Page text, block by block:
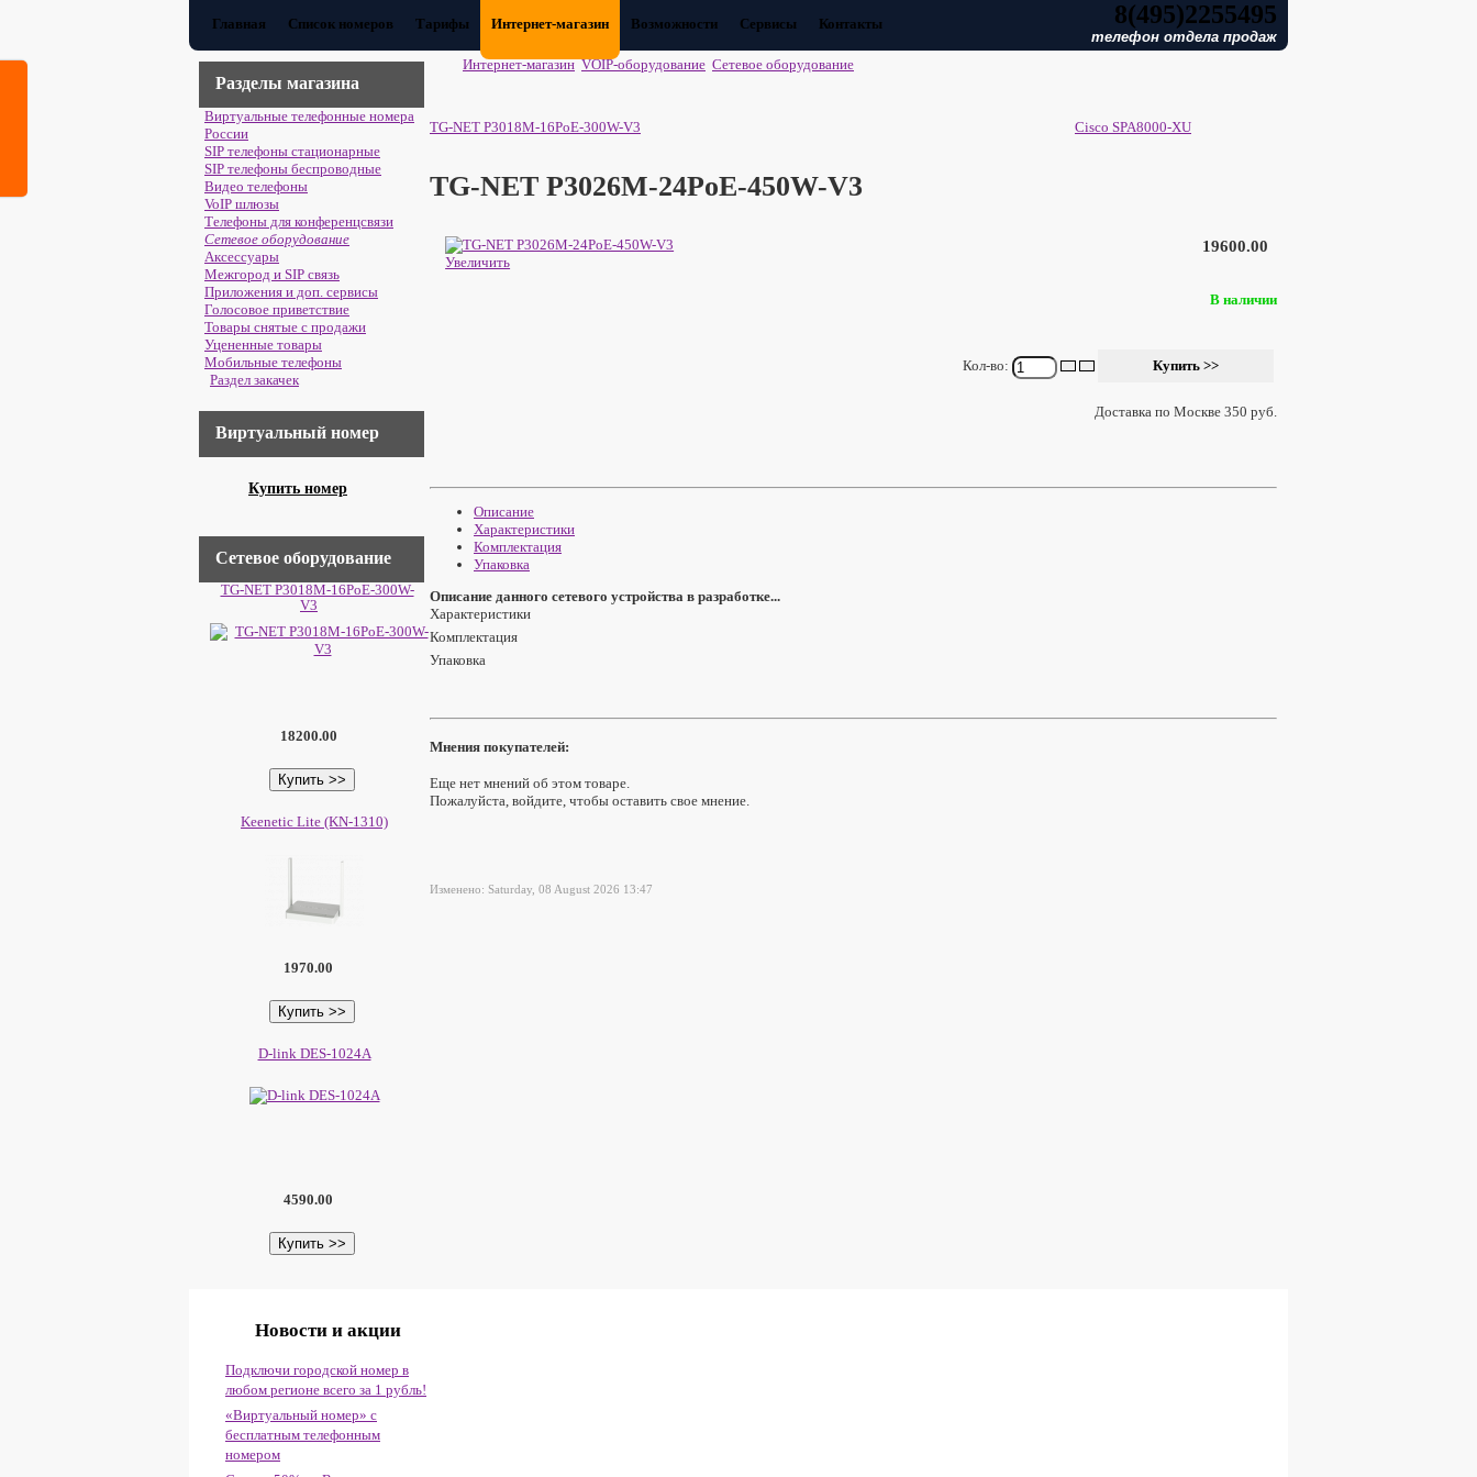
Главная Список номеров Тарифы Интернет-магазин Возможности Сервисы Контакты 8(495)2255495
телефон отдела продаж
Разделы магазина
Виртуальные телефонные номера
России
SIP телефоны стационарные
SIP телефоны беспроводные
Видео телефоны
VoIP шлюзы
Телефоны для конференцсвязи
Сетевое оборудование
Аксесcуары
Межгород и SIP связь
Приложения и доп. сервисы
Голосовое приветствие
Товары снятые с продажи
Уцененные товары
Мобильные телефоны
Раздел закачек
Виртуальный номер
Купить номер
Сетевое оборудование
TG-NET P3018M-16PoE-300W-
V3
18200.00
Keenetic Lite (KN-1310)
1970.00
D-link DES-1024A
4590.00
Интернет-магазин VOIP-оборудование Сетевое оборудование
TG-NET P3018M-16PoE-300W-V3 Cisco SPA8000-XU
TG-NET P3026M-24PoE-450W-V3
Увеличить
19600.00
В наличии
Кол-во:
Доставка по Москве 350 руб.
Описание
Характеристики
Комплектация
Упаковка
Описание данного сетевого устройства в разработке...
Характеристики
Комплектация
Упаковка
Мнения покупателей:
Еще нет мнений об этом товаре.
Пожалуйста, войдите, чтобы оставить свое мнение.
Изменено: Saturday, 08 August 2026 13:47
Новости и акции
Подключи городской номер в
любом регионе всего за 1 рубль!
«Виртуальный номер» с
бесплатным телефонным
номером